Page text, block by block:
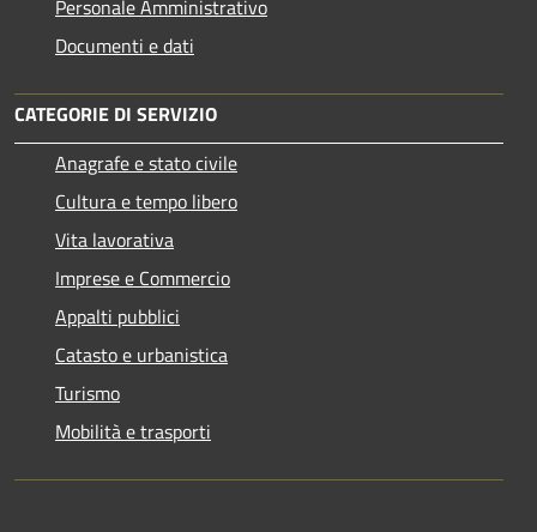
Personale Amministrativo
Documenti e dati
CATEGORIE DI SERVIZIO
Anagrafe e stato civile
Cultura e tempo libero
Vita lavorativa
Imprese e Commercio
Appalti pubblici
Catasto e urbanistica
Turismo
Mobilità e trasporti